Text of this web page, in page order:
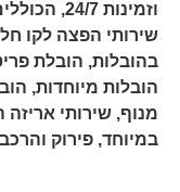
וזמינות
שירותי הפצה לקו
בהובלות, הובלת
הובלות מיוחדות,
מנוף, שירותי אריזה
במיוחד, פירוק